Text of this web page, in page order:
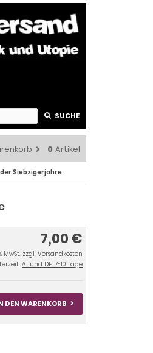
SUCHE
0 Artikel
Siebzigerjahre
7,00 €
MwSt. zzgl. Versandkosten
AT und DE: 7-10 Tage
DEN WARENKORB